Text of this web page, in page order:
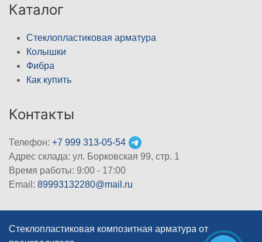
Каталог
Стеклопластиковая арматура
Колышки
Фибра
Как купить
Контакты
Телефон: +7 999 313-05-54
Адрес склада: ул. Борковская 99, стр. 1
Время работы: 9:00 - 17:00
Email: 89993132280@mail.ru
Стеклопластиковая композитная арматура от